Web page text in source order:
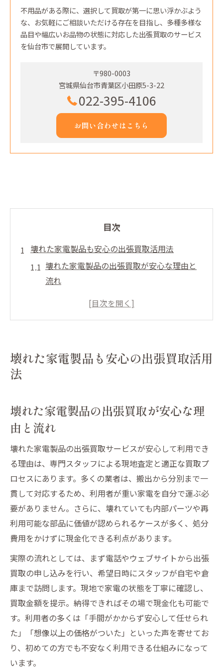
不用品がある際に、選択して買取が第一に思い浮かぶよう
な、お気軽にご相談いただける存在を目指し、多種多様な
品目や幅広いお品物の状態に対応した出張買取のサービス
を仙台市で展開しています。
〒980-0003
宮城県仙台市青葉区小田原5-3-22
022-395-4106
お問い合わせはこちら
目次
壊れた家電製品も安心の出張買取活用法
壊れた家電製品の出張買取が安心な理由と
流れ
出張買取で壊れた家電製品を安全に手放す
出張買取を利用する壊れた家電製品のメリ
ト解説
手間いらず壊れた家電の現金化体験談
紹介
家電出張買取で手間なく現金化できた体験
談集
壊れた家電製品が出張買取でスムーズに売
れた話
現金化成功！壊れた家電製品の出張買取体
験記
手間をかけずに壊れた家電製品を出張買取
で売却
出張買取が信頼できる理由と選び方
壊れた家電製品出張買取業者選びの信頼ポ
イント
安心できる壊れた家電製品出張買取業者の
壊れた家電製品も安心の出張買取活用
法
壊れた家電製品の出張買取が安心な理
由と流れ
壊れた家電製品の出張買取サービスが安心して利用でき
る理由は、専門スタッフによる現地査定と適正な買取プ
ロセスにあります。多くの業者は、搬出から分別まで一
貫して対応するため、利用者が重い家電を自分で運ぶ必
要がありません。さらに、壊れていても内部パーツや再
利用可能な部品に価値が認められるケースが多く、処分
費用をかけずに現金化できる利点があります。
実際の流れとしては、まず電話やウェブサイトから出張
買取の申し込みを行い、希望日時にスタッフが自宅や倉
庫まで訪問します。現地で家電の状態を丁寧に確認し、
買取金額を提示。納得できればその場で現金化も可能で
す。利用者の多くは「手間がかからず安心して任せられ
た」「想像以上の価格がついた」といった声を寄せてお
り、初めての方でも不安なく利用できる仕組みになって
います。